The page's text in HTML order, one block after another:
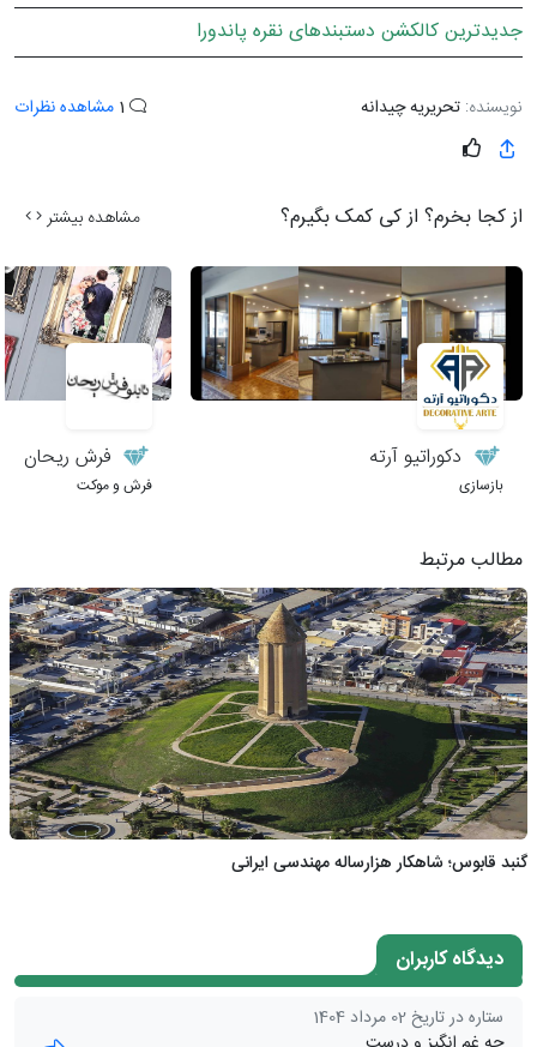
جدیدترین کالکشن دستبندهای نقره پاندورا
نویسنده: تحریریه چیدانه مشاهده نظرات
از کجا بخرم؟ از کی کمک بگیرم؟ مشاهده بیشتر
دکوراتیو آرته
بازسازی
فرش ریحان
فرش و موکت
مطالب مرتبط
گنبد قابوس؛ شاهکار هزارساله مهندسی ایرانی
دیدگاه کاربران
ستاره در تاریخ 02 مرداد 1404